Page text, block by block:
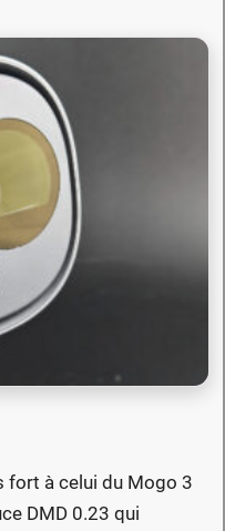
fort à celui du Mogo 3
DMD 0.23 qui